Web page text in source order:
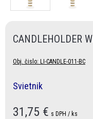
CANDLEHOLDER
Obj. čislo: LI-CANDLE-011-BC
Svietnik
31,75 € s DPH / ks